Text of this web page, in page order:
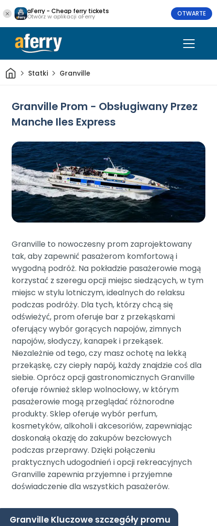
aFerry - Cheap ferry tickets
Otwórz w aplikacji aFerry OTWARTE
DomStatki Granville
Granville Prom - Obsługiwany Przez
Manche Iles Express
Granville to nowoczesny prom zaprojektowany
tak, aby zapewnić pasażerom komfortową i
wygodną podróż. Na pokładzie pasażerowie mogą
korzystać z szeregu opcji miejsc siedzących, w tym
miejsc w stylu lotniczym, idealnych do relaksu
podczas podróży. Dla tych, którzy chcą się
odświeżyć, prom oferuje bar z przekąskami
oferujący wybór gorących napojów, zimnych
napojów, słodyczy, kanapek i przekąsek.
Niezależnie od tego, czy masz ochotę na lekką
przekąskę, czy ciepły napój, każdy znajdzie coś dla
siebie. Oprócz opcji gastronomicznych Granville
oferuje również sklep wolnocłowy, w którym
pasażerowie mogą przeglądać różnorodne
produkty. Sklep oferuje wybór perfum,
kosmetyków, alkoholi i akcesoriów, zapewniając
doskonałą okazję do zakupów bezcłowych
podczas przeprawy. Dzięki połączeniu
praktycznych udogodnień i opcji rekreacyjnych
Granville zapewnia przyjemne i przyjemne
doświadczenie dla wszystkich pasażerów.
Granville Kluczowe szczegóły promu